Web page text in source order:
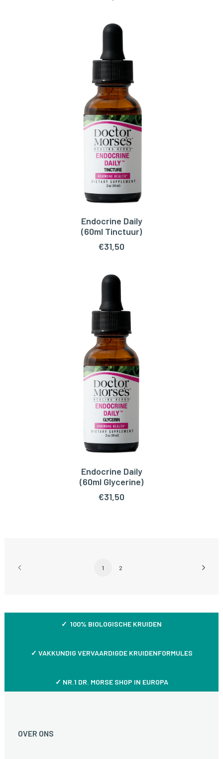
TOEVOEGEN AAN WINKELWAGEN
Endocrine Daily
(60ml Tinctuur)
€31,50
TOEVOEGEN AAN WINKELWAGEN
Endocrine Daily
(60ml Glycerine)
€31,50
1 2
✓ 100% BIOLOGISCHE KRUIDEN
✓ VAKKUNDIG VERVAARDIGDE KRUIDENFORMULES
✓ NR.1 DR. MORSE SHOP IN EUROPA
OVER ONS